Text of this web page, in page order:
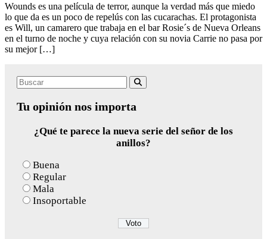
Wounds es una película de terror, aunque la verdad más que miedo
lo que da es un poco de repelús con las cucarachas. El protagonista
es Will, un camarero que trabaja en el bar Rosie´s de Nueva Orleans
en el turno de noche y cuya relación con su novia Carrie no pasa por
su mejor […]
Search
Tu opinión nos importa
¿Qué te parece la nueva serie del señor de los
anillos?
Buena
Regular
Mala
Insoportable